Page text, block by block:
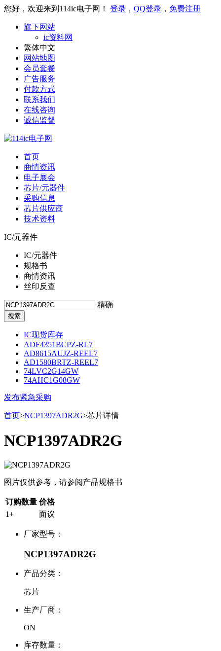
您好，欢迎来到114ic电子网！ 登录 ， QQ登录 ， 免费注册
旗下网站
ic资料网
繁体中文
网站地图
会员套餐
广告服务
付款方式
联系我们
在线咨询
诚信监督
首页
商情资讯
电子展会
芯片/元器件
采购信息
芯片供应商
技术资料
IC/元器件
IC/元器件
规格书
商情资讯
丝印反查
精确
IC现货库存
ADF4351BCPZ-RL7
AD8615AUJZ-REEL7
AD1580BRTZ-REEL7
74LVC2G14GW
74AHC1G08GW
发布紧急采购
首页>NCP1397ADR2G>芯片详情
NCP1397ADR2G
图片仅供参考，请参阅产品规格书
订购数量 价格
1+
面议
厂家型号：
NCP1397ADR2G
产品分类：
芯片
生产厂商：
ON
库存数量：